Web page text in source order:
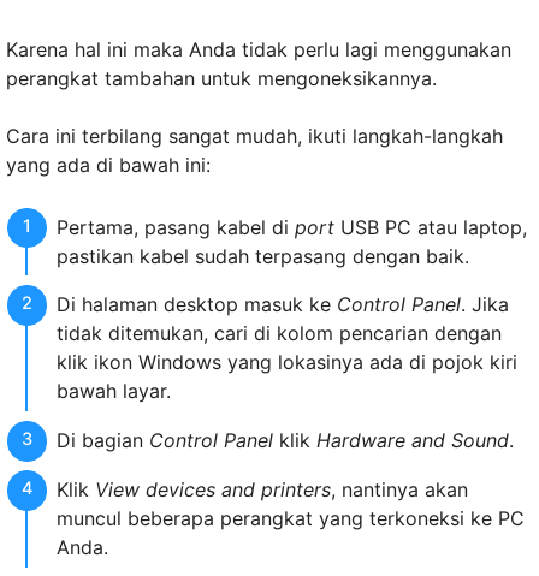
Karena hal ini maka Anda tidak perlu lagi menggunakan
perangkat tambahan untuk mengoneksikannya.
Cara ini terbilang sangat mudah, ikuti langkah-langkah
yang ada di bawah ini:
Pertama, pasang kabel di portUSB PC atau laptop,
pastikan kabel sudah terpasang dengan baik.
Di halaman desktop masuk ke Control Panel. Jika
tidak ditemukan, cari di kolom pencarian dengan
klik ikon Windows yang lokasinya ada di pojok kiri
bawah layar.
Di bagian Control Panelklik Hardware and Sound.
Klik View devices and printers, nantinya akan
muncul beberapa perangkat yang terkoneksi ke PC
Anda.